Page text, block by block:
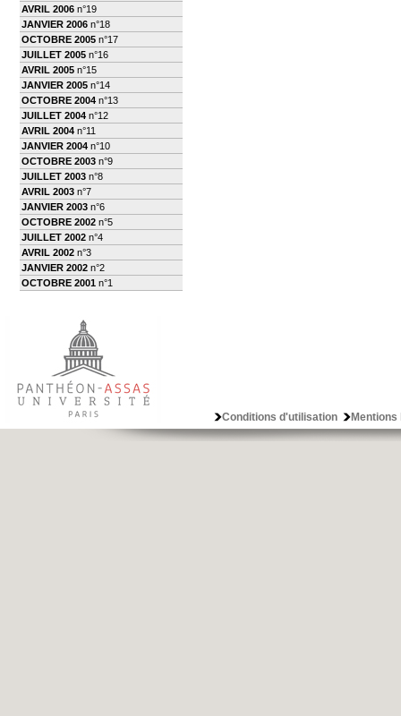
AVRIL 2006 n°19
JANVIER 2006 n°18
OCTOBRE 2005 n°17
JUILLET 2005 n°16
AVRIL 2005 n°15
JANVIER 2005 n°14
OCTOBRE 2004 n°13
JUILLET 2004 n°12
AVRIL 2004 n°11
JANVIER 2004 n°10
OCTOBRE 2003 n°9
JUILLET 2003 n°8
AVRIL 2003 n°7
JANVIER 2003 n°6
OCTOBRE 2002 n°5
JUILLET 2002 n°4
AVRIL 2002 n°3
JANVIER 2002 n°2
OCTOBRE 2001 n°1
Conditions d'utilisation Mentions